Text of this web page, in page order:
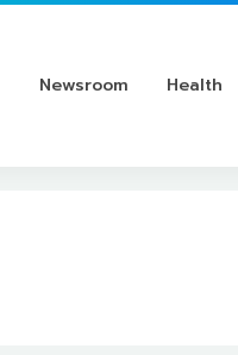
Newsroom Health